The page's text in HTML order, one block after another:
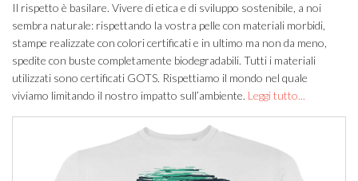
Il rispetto è basilare. Vivere di etica e di sviluppo sostenibile, a noi
sembra naturale: rispettando la vostra pelle con materiali morbidi,
stampe realizzate con colori certificati e in ultimo ma non da meno,
spedite con buste completamente biodegradabili. Tutti i materiali
utilizzati sono certificati GOTS. Rispettiamo il mondo nel quale
viviamo limitando il nostro impatto sull’ambiente. Leggi tutto...